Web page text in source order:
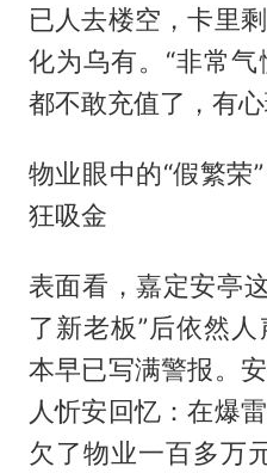
已人去楼空，卡里
化为乌有。“非常
都不敢充值了，有
物业眼中的“假繁荣
狂吸金
表面看，嘉定安亭
了新老板”后依然
本早已写满警报。
人忻安回忆：在爆
欠了物业一百多万